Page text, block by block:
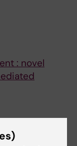
L; Catrina
: novel